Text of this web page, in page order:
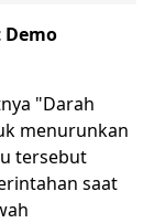
"Darah
menurunkan
tersebut
saat